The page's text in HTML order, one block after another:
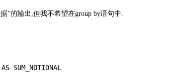
”的输出,但我不希望在group by语句中.
SUM_NOTIONAL